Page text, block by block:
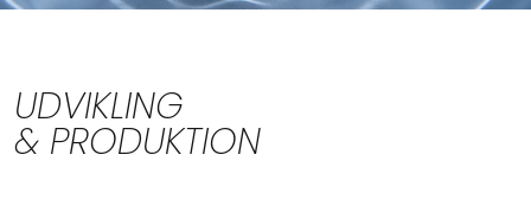
UDVIKLING
& PRODUKTION